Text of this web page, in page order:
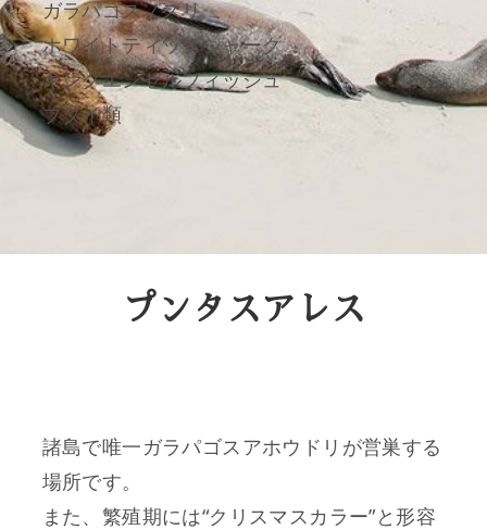
ガラパゴスノスリ
ホワイトティップシャーク
キングエンゼルフィッシュ
ブダイ類
プンタスアレス
諸島で唯一ガラパゴスアホウドリが営巣する
場所です。
また、繁殖期には“クリスマスカラー”と形容